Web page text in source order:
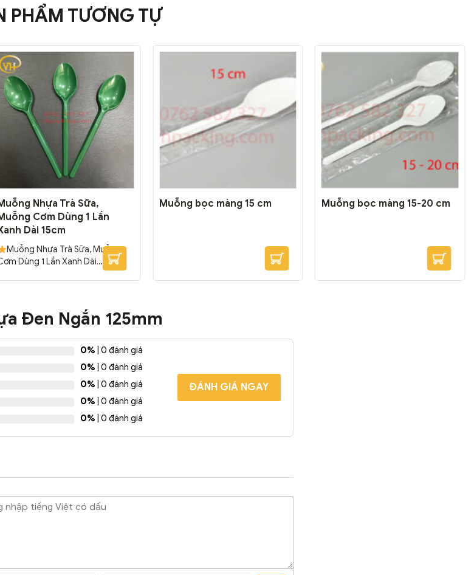
PHẨM TƯƠNG TỰ
Nhựa Trà Sữa,
Cơm Dùng 1 Lần
Dài 15cm
Muỗng Nhựa Trà Sữa, Muỗng
Dùng 1 Lần Xanh Dài
15cm dùng được cho ly trà sữa,
cháo, soup, thức ăn mang đi.
Gói: 5000 cái/thùng
Muỗng bọc màng 15 cm Muỗng bọc màng 15-20 cm
Đen Ngắn 125mm
0% | 0 đánh giá
0% | 0 đánh giá
0% | 0 đánh giá
0% | 0 đánh giá
0% | 0 đánh giá
ĐÁNH GIÁ NGAY